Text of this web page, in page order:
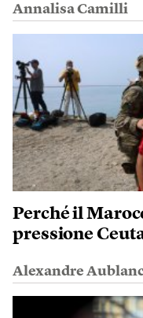
Annalisa Camilli
Perché il
pressione
Alexandre